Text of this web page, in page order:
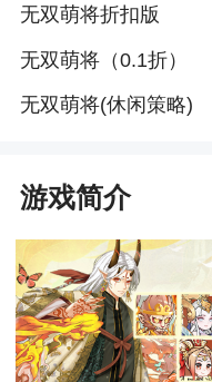
无双萌将折扣版
无双萌将（0.1折）
无双萌将(休闲策略)
游戏简介